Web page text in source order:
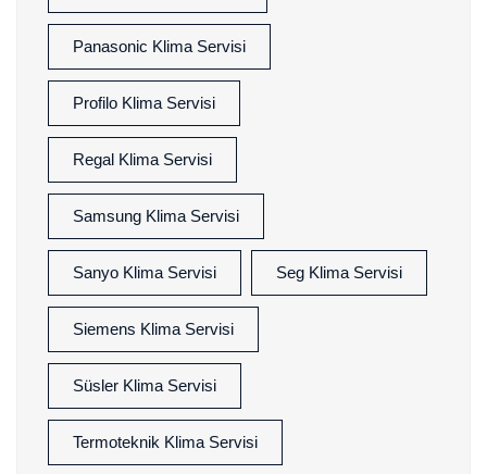
Panasonic Klima Servisi
Profilo Klima Servisi
Regal Klima Servisi
Samsung Klima Servisi
Sanyo Klima Servisi Seg Klima Servisi
Siemens Klima Servisi
Süsler Klima Servisi
Termoteknik Klima Servisi